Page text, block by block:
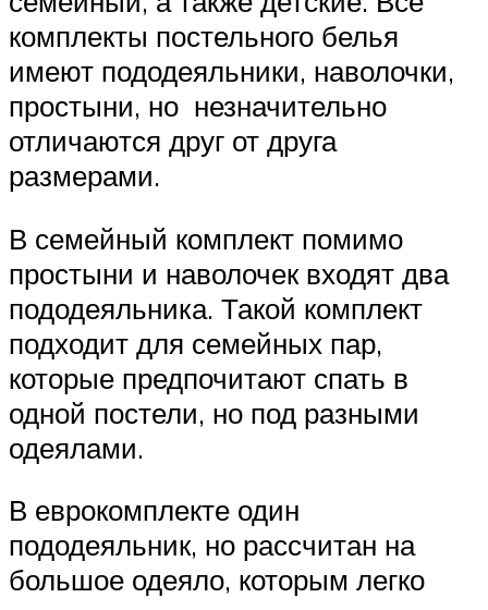
комплекты постельного белья
имеют пододеяльники, наволочки,
простыни, но незначительно
отличаются друг от друга
размерами.
В семейный комплект помимо
простыни и наволочек входят два
пододеяльника. Такой комплект
подходит для семейных пар,
которые предпочитают спать в
одной постели, но под разными
одеялами.
В еврокомплекте один
пододеяльник, но рассчитан на
большое одеяло, которым легко